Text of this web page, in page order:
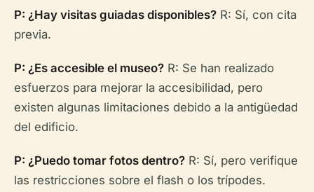
P: ¿Hay visitas guiadas disponibles? R: Sí, con cita
previa.
P: ¿Es accesible el museo? R: Se han realizado
esfuerzos para mejorar la accesibilidad, pero
existen algunas limitaciones debido a la antigüedad
del edificio.
P: ¿Puedo tomar fotos dentro? R: Sí, pero verifique
las restricciones sobre el flash o los trípodes.